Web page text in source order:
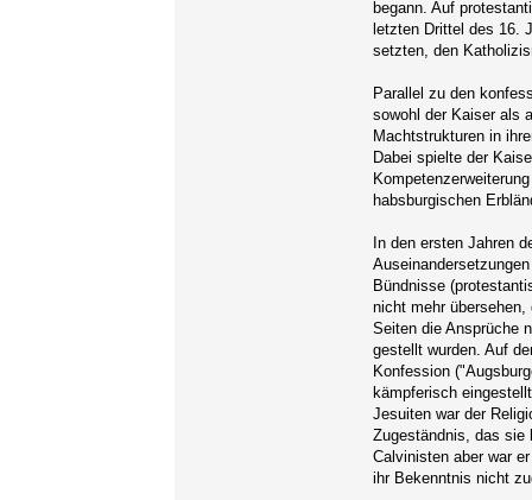
begann. Auf
letzten Drittel des 16.
setzten, den
Parallel zu den
sowohl der Kaiser als
Machtstrukturen in
Dabei spielte der
habsburgischen
In den ersten Jahren
Bündnisse
nicht mehr übersehen,
Seiten die Ansprüche
gestellt wurden. Auf
Konfession
kämpferisch
Jesuiten war der
Zugeständnis, das sie
Calvinisten aber war
ihr Bekenntnis nicht